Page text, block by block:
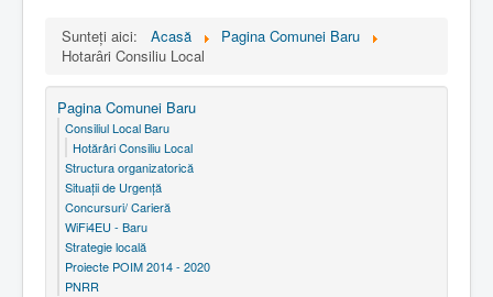
Sunteți aici: Acasă
Pagina Comunei Baru
Hotarâri Consiliu Local
Pagina Comunei Baru
Consiliul Local Baru
Hotărâri Consiliu Local
Structura organizatorică
Situaţii de Urgenţă
Concursuri/ Carieră
WiFi4EU - Baru
Strategie locală
Proiecte POIM 2014 - 2020
PNRR